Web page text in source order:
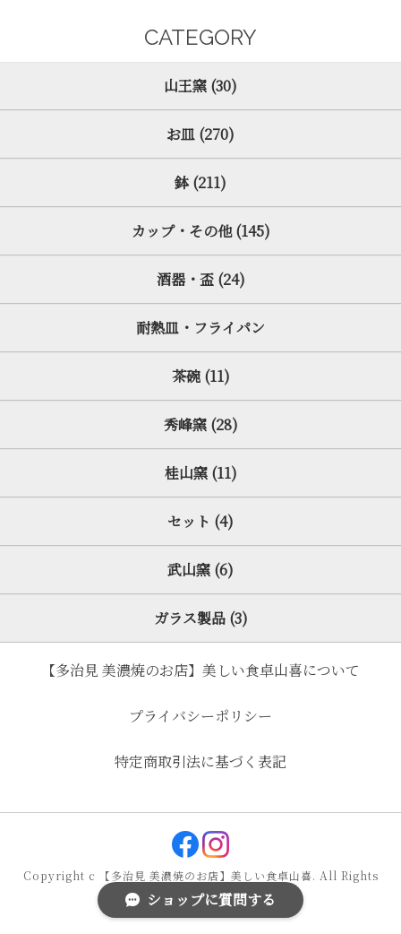
CATEGORY
山王窯 (30)
お皿 (270)
鉢 (211)
カップ・その他 (145)
酒器・盃 (24)
耐熱皿・フライパン
茶碗 (11)
秀峰窯 (28)
桂山窯 (11)
セット (4)
武山窯 (6)
ガラス製品 (3)
【多治見 美濃焼のお店】美しい食卓山喜について
プライバシーポリシー
特定商取引法に基づく表記
Copyright c 【多治見 美濃焼のお店】美しい食卓山喜. All Rights
Reserved.
ショップに質問する